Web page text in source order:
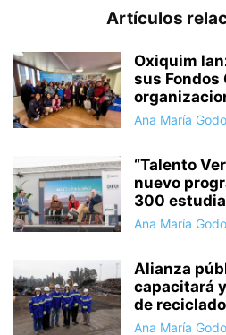
Artículos
Oxiquim
sus Fondos
Ana María
“Talento
nuevo
300
Ana María
Alianza
capacitará
de
Ana María